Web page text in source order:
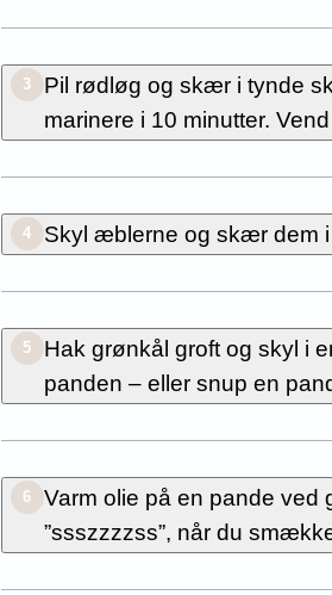
3
Pil rødløg og skær i tynde
marinere i 10 minutter.
4 Skyl æblerne og skær dem i
5
Hak grønkål groft og skyl i
panden – eller snup en
6
Varm olie på en pande
”ssszzzzss”, når du